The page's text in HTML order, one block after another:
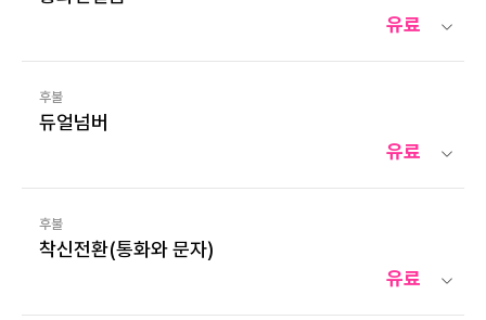
유료
후불
듀얼넘버
유료
후불
착신전환(통화와 문자)
유료